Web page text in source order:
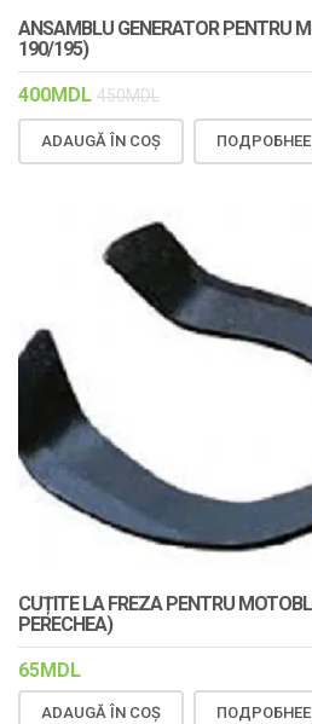
ANSAMBLU GENERATOR PENTRU
190/195)
400MDL 450MDL
ADAUGĂ ÎN COȘ ПОДРОБНЕЕ
CUȚITE LA FREZA PENTRU
PERECHEA)
65MDL
ADAUGĂ ÎN COȘ ПОДРОБНЕЕ